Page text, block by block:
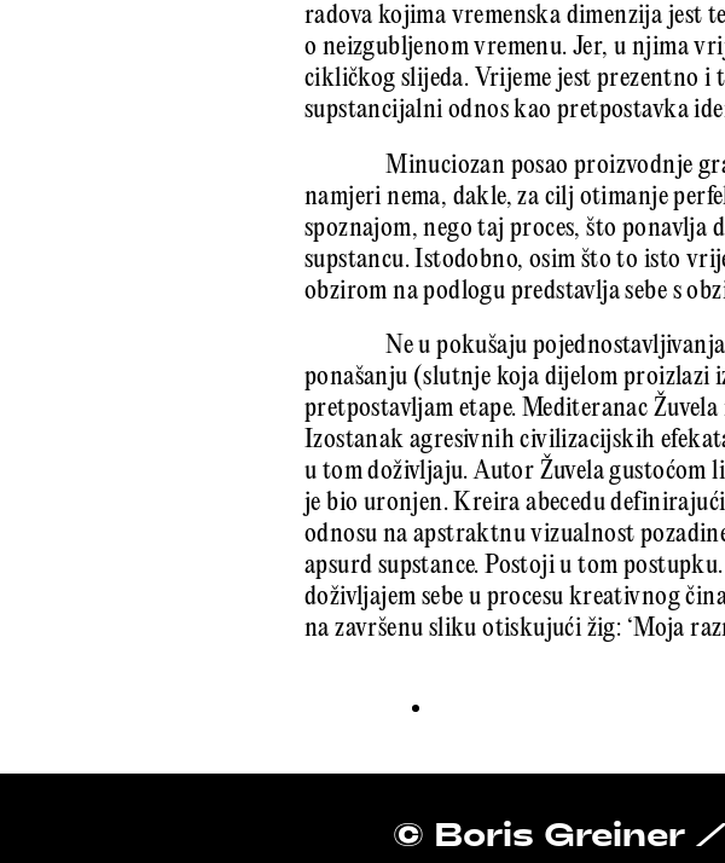
radova kojima vremenska dimenzija jest
o neizgubljenom vremenu. Jer, u njima
cikličkog slijeda. Vrijeme jest prezentno i
supstancijalni odnos kao pretpostavka
Minuciozan posao proizvodnje
namjeri nema, dakle, za cilj otimanje
spoznajom, nego taj proces, što
supstancu. Istodobno, osim što to isto
obzirom na podlogu predstavlja sebe s
Ne u pokušaju
ponašanju (slutnje koja dijelom
pretpostavljam etape. Mediteranac
Izostanak agresivnih civilizacijskih
u tom doživljaju. Autor Žuvela gustoćom
je bio uronjen. Kreira abecedu
odnosu na apstraktnu vizualnost
apsurd supstance. Postoji u tom
doživljajem sebe u procesu kreativnog
na završenu sliku otiskujući žig: ‘Moja
© Boris Greiner /